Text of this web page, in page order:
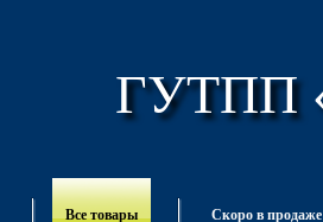
ГУТПП
Все товары Скоро в продаже